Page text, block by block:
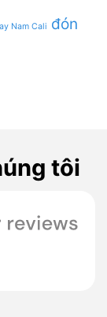
Nam Cali đón
tôi